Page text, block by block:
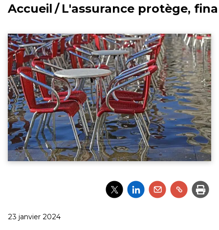
Accueil / L'assurance protège,
Partager
l'article
Partager
l'article
Partager
l'article
Partager
l'article
Publié
23 janvier 2024